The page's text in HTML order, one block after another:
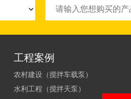
工程案例
农村建设（搅拌车载泵）
水利工程（搅拌天泵）